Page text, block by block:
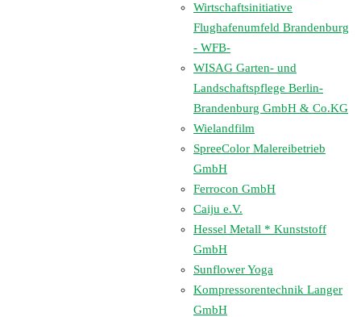
Wirtschaftsinitiative
Flughafenumfeld Brandenburg
- WFB-
WISAG Garten- und
Landschaftspflege Berlin-
Brandenburg GmbH & Co.KG
Wielandfilm
SpreeColor Malereibetrieb
GmbH
Ferrocon GmbH
Caiju e.V.
Hessel Metall * Kunststoff
GmbH
Sunflower Yoga
Kompressorentechnik Langer
GmbH